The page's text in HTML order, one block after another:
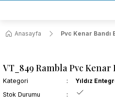
BÜTÜN
TÜRKİYE GENELİNDE
Anasayfa
Pvc Kenar Bandı
VT_849 Rambla Pvc Kenar
Kategori
Yıldız
Stok Durumu